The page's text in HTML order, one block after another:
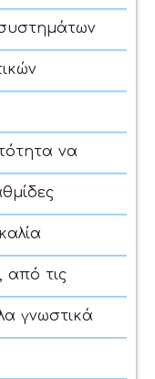
να
από τις
γνωστικά